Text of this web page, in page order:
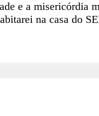
e a misericórdia
na casa do